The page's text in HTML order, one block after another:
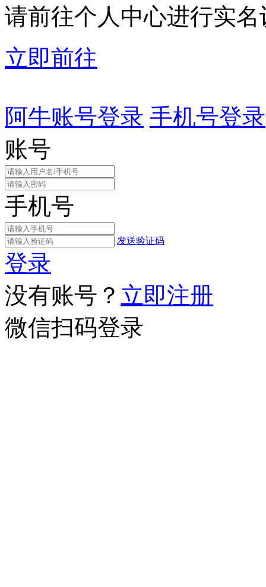
请前往个人中心进行实名
立即前往
阿牛账号登录 手机号登录
账号
手机号
发送验证码
登录
没有账号？ 立即注册
微信扫码登录